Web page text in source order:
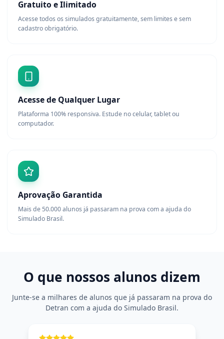
Gratuito e Ilimitado
Acesse todos os simulados gratuitamente, sem limites e sem
cadastro obrigatório.
Acesse de Qualquer Lugar
Plataforma 100% responsiva. Estude no celular, tablet ou
computador.
Aprovação Garantida
Mais de 50.000 alunos já passaram na prova com a ajuda do
Simulado Brasil.
O que nossos alunos dizem
Junte-se a milhares de alunos que já passaram na prova do
Detran com a ajuda do Simulado Brasil.